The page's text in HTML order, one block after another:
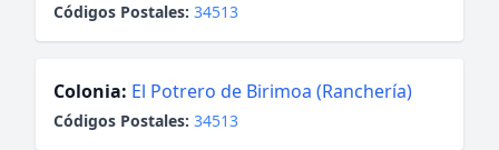
Códigos Postales: 34513
Colonia: El Potrero de Birimoa (Ranchería)
Códigos Postales: 34513